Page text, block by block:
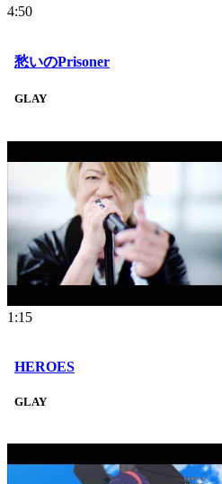
4:50
愁いのPrisoner
GLAY
1:15
HEROES
GLAY